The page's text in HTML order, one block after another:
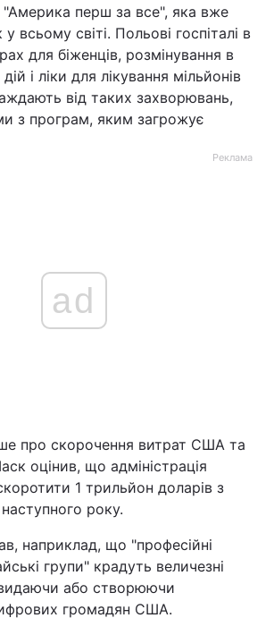
"Америка перш за все", яка вже
всьому світі. Польові госпіталі в
для біженців, розмінування в
і ліки для лікування мільйонів
від таких захворювань,
з програм, яким загрожує
Реклама
ad
про скорочення витрат США та
оцінив, що адміністрація
1 трильйон доларів з
року.
наприклад, що "професійні
групи" крадуть величезні
або створюючи
громадян США.